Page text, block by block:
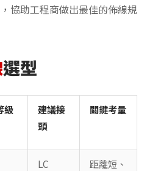
協助工程商做出最佳的佈線規
選型
級
建議接
頭
關鍵考量
LC
距離短、